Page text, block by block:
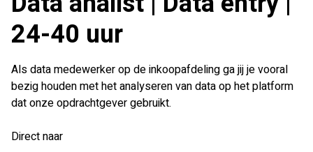
24-40 uur
Als data medewerker op de inkoopafdeling ga jij je vooral
bezig houden met het analyseren van data op het platform
dat onze opdrachtgever gebruikt.
Direct naar